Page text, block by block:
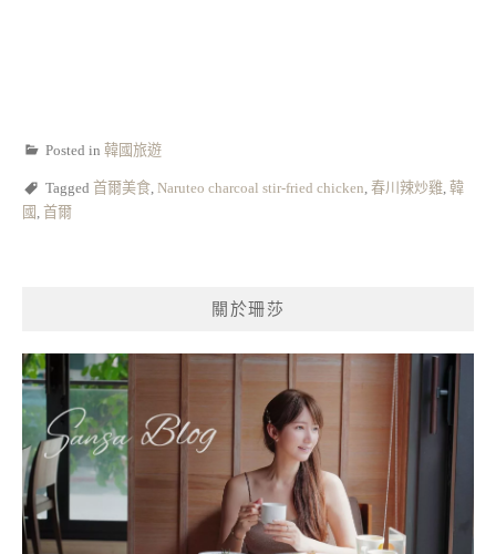
Posted in 韓國旅遊
Tagged 首爾美食 Naruteo charcoal stir-fried chicken 春川辣炒雞 韓
國 首爾
關於珊莎